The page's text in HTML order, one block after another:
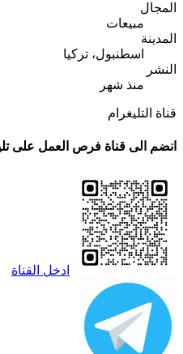
المجال
مبيعات
المدينة
اسطنبول، تركيا
النشر
منذ شهر
قناة التليغرام
انضم الى قناة فرص العمل على
ادخل القناة